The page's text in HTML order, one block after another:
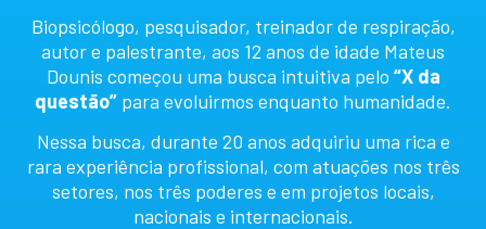
Biopsicólogo, pesquisador, treinador de respiração,
autor e palestrante, aos 12 anos de idade Mateus
Dounis começou uma busca intuitiva pelo “X da
questão” para evoluirmos enquanto humanidade.
Nessa busca, durante 20 anos adquiriu uma rica e
rara experiência profissional, com atuações nos três
setores, nos três poderes e em projetos locais,
nacionais e internacionais.